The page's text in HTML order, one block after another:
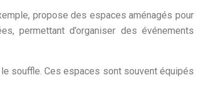
propose des espaces aménagés pour
permettant d’organiser des événements
souffle. Ces espaces sont souvent équipés